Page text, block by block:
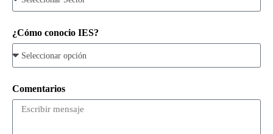
¿Cómo conocio IES?
Comentarios